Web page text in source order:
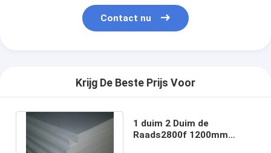
Contact nu
Krijg De Beste Prijs Voor
1 duim 2 Duim de
Raads2800f 1200mm